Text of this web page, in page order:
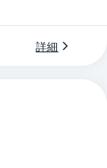
詳細
間取り